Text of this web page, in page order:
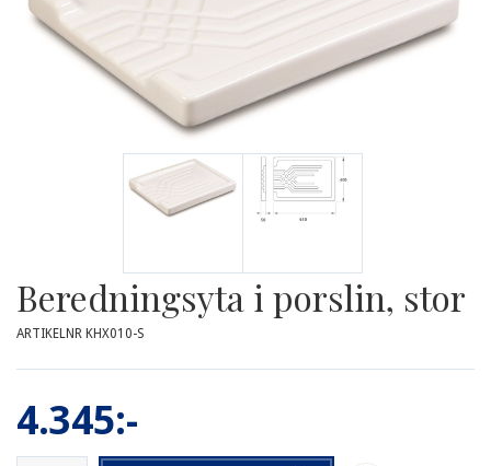
Beredningsyta i porslin, stor
ARTIKELNR KHX010-S
4.345:-